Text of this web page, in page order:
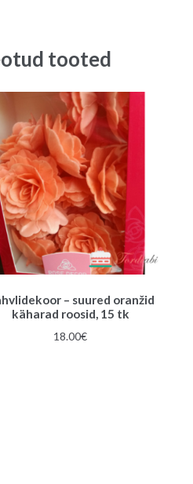
tooted
– suured oranžid
käharad roosid, 15 tk
18.00€